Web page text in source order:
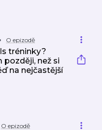
O epizodě
tréninky?
později, než si
na nejčastější
O epizodě